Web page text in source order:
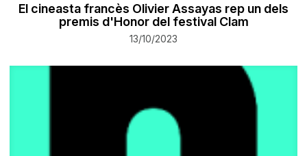
El cineasta francès Olivier Assayas rep un dels
premis d'Honor del festival Clam
13/10/2023